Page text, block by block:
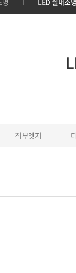
명 LED 실내조명
직부엣지